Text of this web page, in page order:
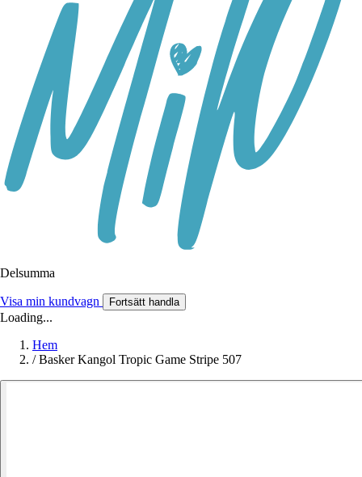
Delsumma
Visa min kundvagn Fortsätt handla
Loading...
Hem
/ Basker Kangol Tropic Game Stripe 507